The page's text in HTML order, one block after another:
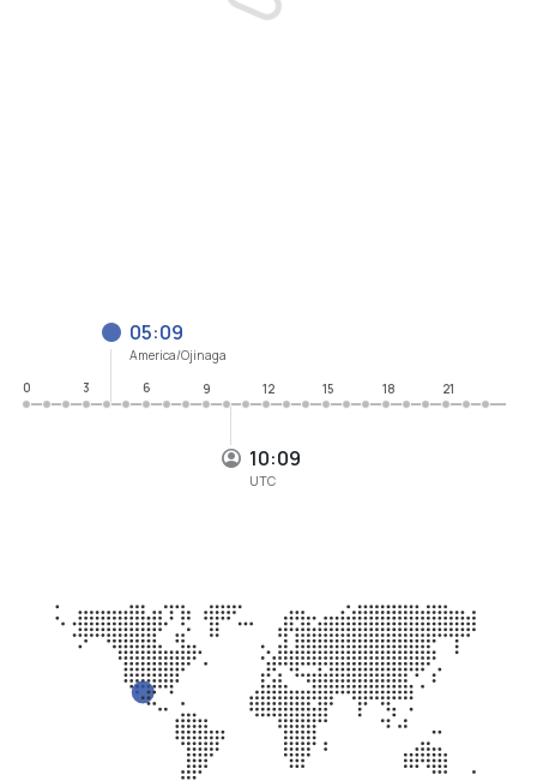
10:09
UTC
05:09
America/Ojinaga
0
3 6 9 12 15 18 21